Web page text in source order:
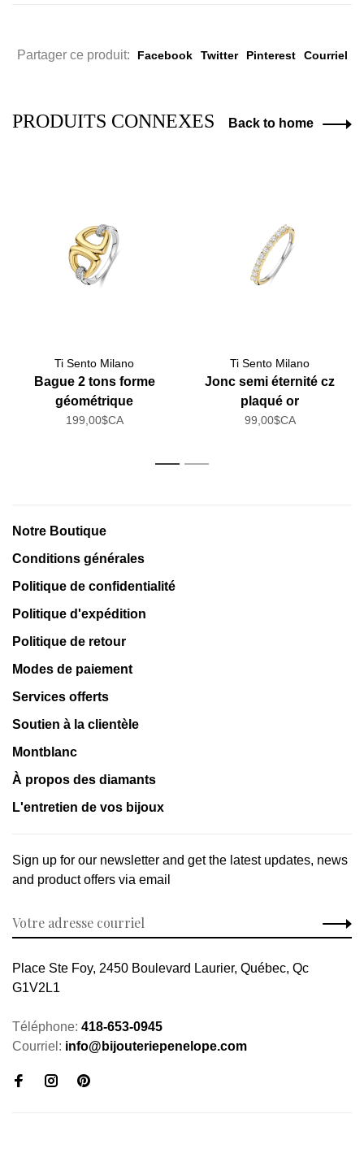
Partager ce produit: Facebook Twitter Pinterest Courriel
PRODUITS CONNEXES Back to home
Ti Sento Milano
Bague 2 tons forme
géométrique
199,00$CA
Ti Sento Milano
Jonc semi éternité cz
plaqué or
99,00$CA
1 2
Notre Boutique
Conditions générales
Politique de confidentialité
Politique d'expédition
Politique de retour
Modes de paiement
Services offerts
Soutien à la clientèle
Montblanc
À propos des diamants
L'entretien de vos bijoux
Sign up for our newsletter and get the latest updates, news
and product offers via email
Place Ste Foy, 2450 Boulevard Laurier, Québec, Qc
G1V2L1
Téléphone: 418-653-0945
Courriel: info@bijouteriepenelope.com